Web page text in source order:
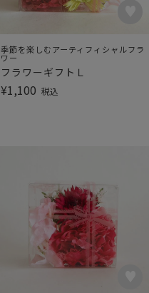
季節を楽しむアーティフィシャルフラ
ワー
フラワーギフトＬ
¥1,100 税込